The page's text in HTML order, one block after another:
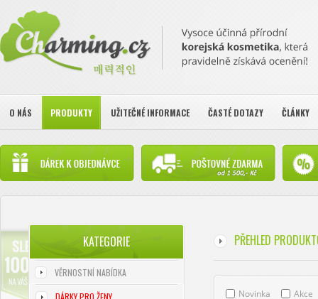
O NÁS PRODUKTY UŽITEČNÉ INFORMACE ČASTÉ DOTAZY ČLÁNKY
KATEGORIE
VĚRNOSTNÍ NABÍDKA
DÁRKY PRO ŽENY
PŘEHLED
Novinka Akce